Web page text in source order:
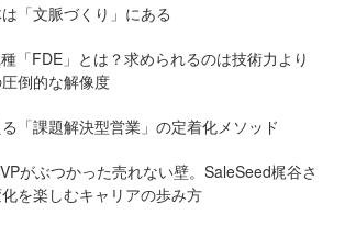
「文脈づくり」にある
「FDE」とは？求められるのは技術力より
倒的な解像度
「課題解決型営業」の定着化メソッド
がぶつかった売れない壁。SaleSeed梶谷さ
を楽しむキャリアの歩み方